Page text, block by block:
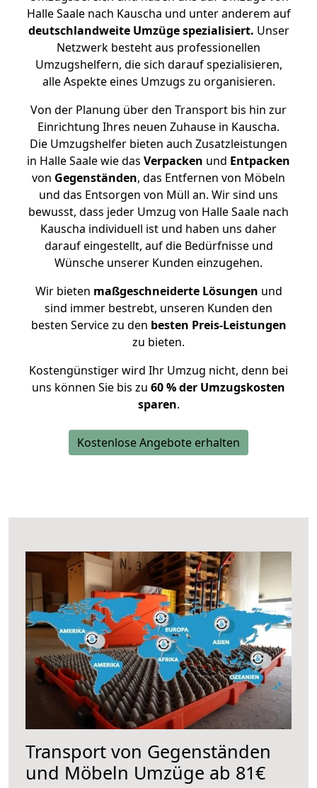
Halle Saale nach Kauscha und unter anderem auf
deutschlandweite Umzüge spezialisiert. Unser
Netzwerk besteht aus professionellen
Umzugshelfern, die sich darauf spezialisieren,
alle Aspekte eines Umzugs zu organisieren.
Von der Planung über den Transport bis hin zur
Einrichtung Ihres neuen Zuhause in Kauscha.
Die Umzugshelfer bieten auch Zusatzleistungen
in Halle Saale wie das Verpacken und Entpacken
von Gegenständen, das Entfernen von Möbeln
und das Entsorgen von Müll an. Wir sind uns
bewusst, dass jeder Umzug von Halle Saale nach
Kauscha individuell ist und haben uns daher
darauf eingestellt, auf die Bedürfnisse und
Wünsche unserer Kunden einzugehen.
Wir bieten maßgeschneiderte Lösungen und
sind immer bestrebt, unseren Kunden den
besten Service zu den besten Preis-Leistungen
zu bieten.
Kostengünstiger wird Ihr Umzug nicht, denn bei
uns können Sie bis zu 60 % der Umzugskosten
sparen.
Kostenlose Angebote erhalten
Transport von Gegenständen
und Möbeln Umzüge ab 81€